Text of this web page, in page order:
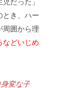
とき、ハー
周囲から理
などいじめ
変な子